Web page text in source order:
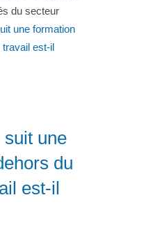
du secteur
une formation
est-il
une
du
est-il